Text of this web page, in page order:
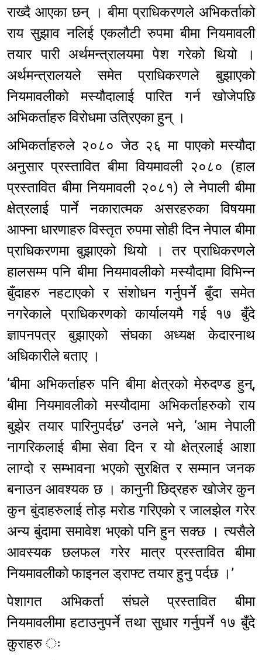
राख्दै आएका छन् । बीमा प्राधिकरणले अभिकर्ताको
राय सुझाव नलिई एकलौटी रुपमा बीमा नियमावली
तयार पारी अर्थमन्त्रालयमा पेश गरेको थियो ।
अर्थमन्त्रालयले समेत प्राधिकरणले बुझाएको
नियमावलीको मस्यौदालाई पारित गर्न खोजेपछि
अभिकर्ताहरु विरोधमा उत्रिएका हुन् ।
अभिकर्ताहरुले २०८० जेठ २६ मा पाएको मस्यौदा
अनुसार प्रस्तावित बीमा वियमावली २०८० (हाल
प्रस्तावित बीमा नियमावली २०८१) ले नेपाली बीमा
क्षेत्रलाई पार्ने नकारात्मक असरहरुका विषयमा
आफ्ना धारणाहरु विस्तृत रुपमा सोही दिन नेपाल बीमा
प्राधिकरणमा बुझाएको थियो । तर प्राधिकरणले
हालसम्म पनि बीमा नियमावलीको मस्यौदामा विभिन्न
बुँदाहरु नहटाएको र संशोधन गर्नुपर्ने बुँदा समेत
नगरेकाले प्राधिकरणको कार्यालयमै गई १७ बुँदे
ज्ञापनपत्र बुझाएको संघका अध्यक्ष केदारनाथ
अधिकारीले बताए ।
‘बीमा अभिकर्ताहरु पनि बीमा क्षेत्रको मेरुदण्ड हुन्,
बीमा नियमावलीको मस्यौदामा अभिकर्ताहरुको राय
बुझेर तयार पारिनुपर्दछ’ उनले भने, ‘आम नेपाली
नागरिकलाई बीमा सेवा दिन र यो क्षेत्रलाई आशा
लाग्दो र सम्भावना भएको सुरक्षित र सम्मान जनक
बनाउन आवश्यक छ । कानुनी छिद्रहरु खोजेर कुन
कुन बुंदाहरुलाई तोड़ मरोड गरिएको र जालझेल गरेर
अन्य बुंदामा समावेश भएको पनि हुन सक्छ । त्यसैले
आवस्यक छलफल गरेर मात्र प्रस्तावित बीमा
नियमावलीको फाइनल ड्राफ्ट तयार हुनु पर्दछ ।’
पेशागत अभिकर्ता संघले प्रस्तावित बीमा
नियमावलीमा हटाउनुपर्ने तथा सुधार गर्नुपर्ने १७ बुँदे
कुराहरु ः